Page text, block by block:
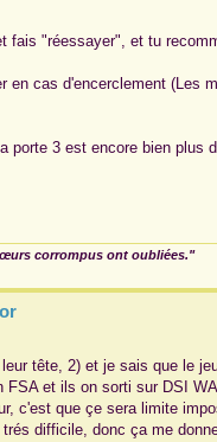
"réessayer", et tu
en cas d'encerclement (Les
3 est encore bien plus
corrompus ont oubliées."
tête, 2) et je sais que le
et ils on sorti sur DSI
c'est que çe sera limite
difficile, donc ça me